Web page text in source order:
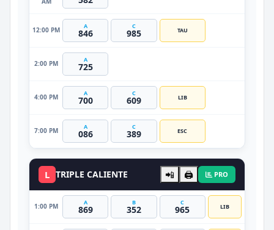
12:00 PM A
846
C
985 TAU
2:00 PM A
725
4:00 PM A
700
C
609 LIB
7:00 PM A
086
C
389 ESC
L TRIPLE CALIENTE 📲 🖨️ PRO
1:00 PM A
869
B
352
C
965 LIB